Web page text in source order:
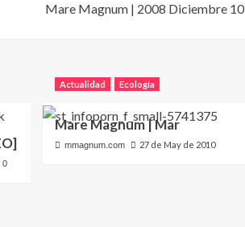
Mare Magnum | 2008 Diciembre 10
0
Actualidad Ecología
Mare Magnum | Mar
mmagnum.com 27 de May de 2010